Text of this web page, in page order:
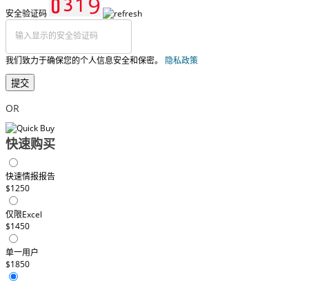
安全验证码
我们致力于确保您的个人信息安全和保密。 隐私政策
提交
OR
快速购买
快速情报报告
$1250
仅限Excel
$1450
单一用户
$1850